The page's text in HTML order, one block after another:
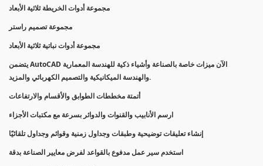
مجموعة أدوات الخريطة ثلاثية الأبعاد
مجموعة تصميم راستر
مجموعة أدوات نباتية ثلاثية الأبعاد
يتضمن AutoCAD الآن ميزات خاصة بالصناعة وأشياء ذكية للهندسة المعمارية
والهندسة الميكانيكية والتصميم الكهربائي والمزيد.
أتمتة مخططات الطوابق والأقسام والارتفاعات
ارسم الأنابيب والقنوات والدوائر بسرعة مع مكتبات الأجزاء
إنشاء تعليقات توضيحية وطبقات وجداول زمنية وقوائم وجداول تلقائيًا
استخدم سير عمل مدفوع بالقواعد لفرض معايير الصناعة بدقة